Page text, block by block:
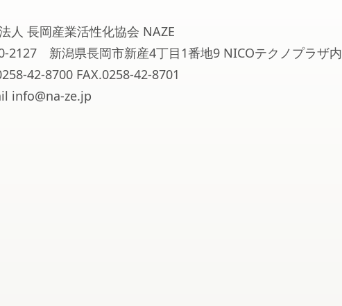
人 長岡産業活性化協会 NAZE
2127 新潟県長岡市新産4丁目1番地9 NICOテクノプラザ内
42-8700 FAX.0258-42-8701
info@na-ze.jp